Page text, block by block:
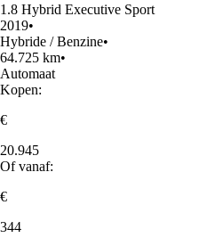
1.8 Hybrid Executive Sport
2019•
Hybride / Benzine•
64.725 km•
Automaat
Kopen:
€
20.945
Of vanaf:
€
344